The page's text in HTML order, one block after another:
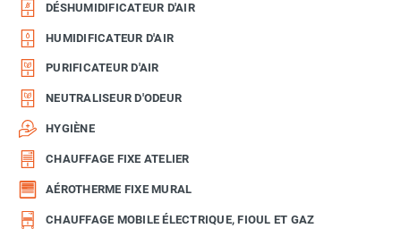
DÉSHUMIDIFICATEUR D'AIR
HUMIDIFICATEUR D'AIR
PURIFICATEUR D'AIR
NEUTRALISEUR D'ODEUR
HYGIÈNE
CHAUFFAGE FIXE ATELIER
AÉROTHERME FIXE MURAL
CHAUFFAGE MOBILE ÉLECTRIQUE, FIOUL ET GAZ